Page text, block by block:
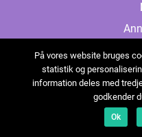
På vores website bruges
statistik og
information deles med
godkender
Ok